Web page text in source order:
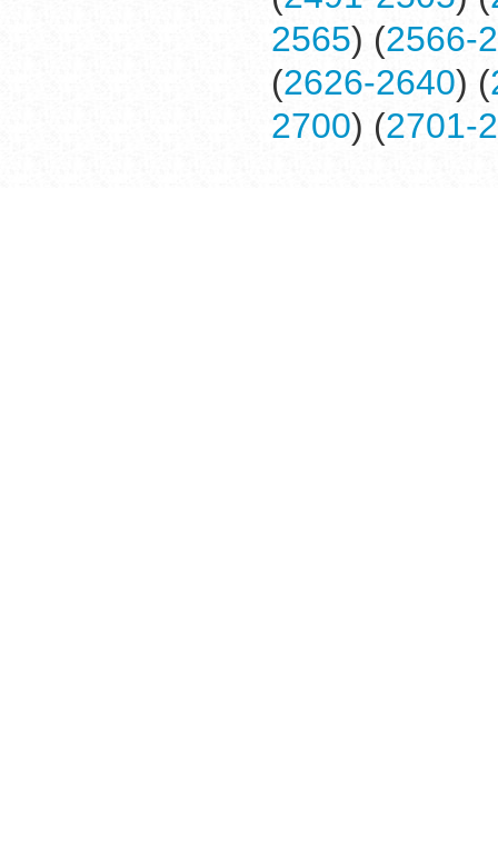
2565) (2566-
(2626-2640) (
2700) (2701-